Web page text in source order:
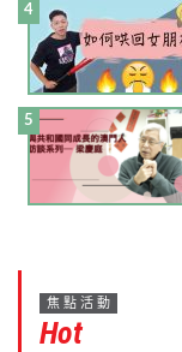
焦點活動
Hot